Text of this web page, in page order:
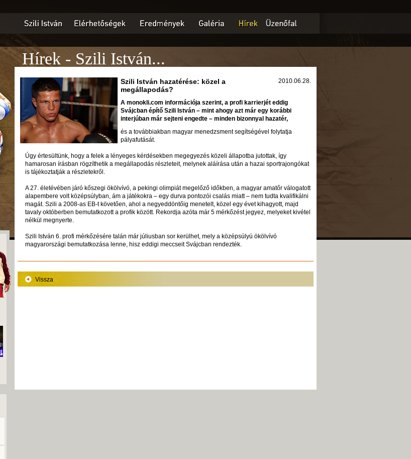
Hírek - Szili István...
2010.06.28.
Szili István hazatérése: közel a
megállapodás?
A monokli.com információja szerint, a profi karrierjét eddig
Svájcban építő Szili István – mint ahogy azt már egy korábbi
interjúban már sejteni engedte – minden bizonnyal hazatér,
és a továbbiakban magyar menedzsment segítségével folytatja
pályafutását.
Úgy értesültünk, hogy a felek a lényeges kérdésekben megegyezés közeli állapotba jutottak, így
hamarosan írásban rögzíthetik a megállapodás részleteit, melynek aláírása után a hazai sportrajongókat
is tájékoztatják a részletekről.
A 27. életévében járó kőszegi ökölvívó, a pekingi olimpiát megelőző időkben, a magyar amatőr válogatott
alapembere volt középsúlyban, ám a játékokra – egy durva pontozói csalás miatt – nem tudta kvalifikálni
magát. Szili a 2008-as EB-t követően, ahol a negyeddöntőig menetelt, közel egy évet kihagyott, majd
tavaly októberben bemutatkozott a profik között. Rekordja azóta már 5 mérkőzést jegyez, melyeket kivétel
nélkül megnyerte.
Szili István 6. profi mérkőzésére talán már júliusban sor kerülhet, mely a középsúlyú ökölvívó
magyarországi bemutatkozása lenne, hisz eddigi meccseit Svájcban rendezték.
Vissza